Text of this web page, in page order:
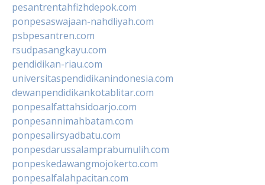
pesantrentahfizhdepok.com
ponpesaswajaan-nahdliyah.com
psbpesantren.com
rsudpasangkayu.com
pendidikan-riau.com
universitaspendidikanindonesia.com
dewanpendidikankotablitar.com
ponpesalfattahsidoarjo.com
ponpesannimahbatam.com
ponpesalirsyadbatu.com
ponpesdarussalamprabumulih.com
ponpeskedawangmojokerto.com
ponpesalfalahpacitan.com